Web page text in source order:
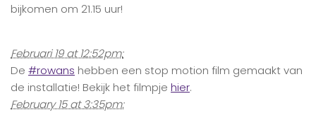
bijkomen om 21.15 uur!
Februari 19 at 12:52pm:
De ‪#‎rowans‬ hebben een stop motion film gemaakt van
de installatie! Bekijk het filmpje hier.
February 15 at 3:35pm: